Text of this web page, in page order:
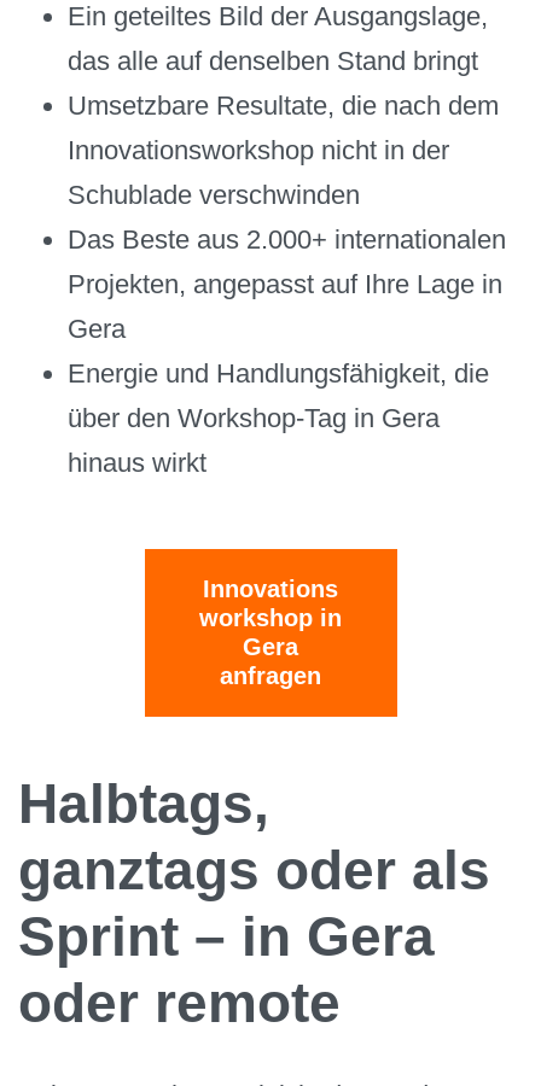
Ein geteiltes Bild der Ausgangslage,
das alle auf denselben Stand bringt
Umsetzbare Resultate, die nach dem
Innovationsworkshop nicht in der
Schublade verschwinden
Das Beste aus 2.000+ internationalen
Projekten, angepasst auf Ihre Lage in
Gera
Energie und Handlungsfähigkeit, die
über den Workshop-Tag in Gera
hinaus wirkt
Innovations
workshop in
Gera
anfragen
Halbtags,
ganztags oder als
Sprint – in Gera
oder remote